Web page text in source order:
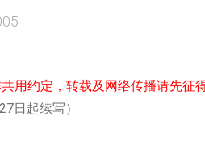
用约定，转载及网络传播请先征
日起续写）